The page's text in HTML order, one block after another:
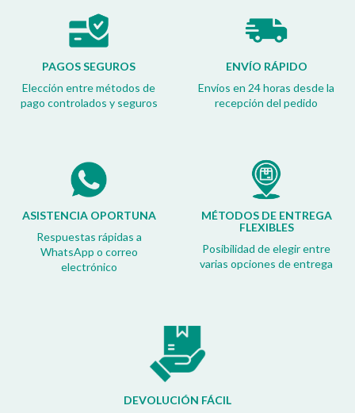
PAGOS SEGUROS
Elección entre métodos de
pago controlados y seguros
ENVÍO RÁPIDO
Envíos en 24 horas desde la
recepción del pedido
ASISTENCIA OPORTUNA
Respuestas rápidas a
WhatsApp o correo
electrónico
MÉTODOS DE ENTREGA
FLEXIBLES
Posibilidad de elegir entre
varias opciones de entrega
DEVOLUCIÓN FÁCIL